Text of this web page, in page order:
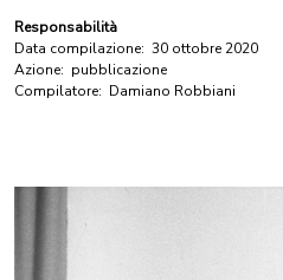
Responsabilità
Data compilazione: 30 ottobre 2020
Azione: pubblicazione
Compilatore: Damiano Robbiani